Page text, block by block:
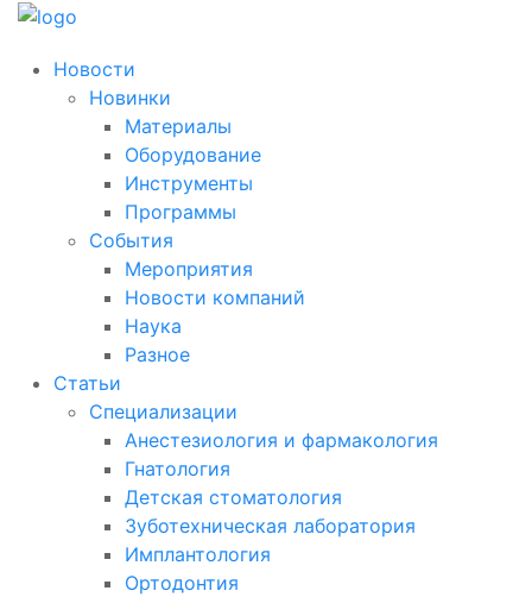
Новости
Новинки
Материалы
Оборудование
Инструменты
Программы
События
Мероприятия
Новости компаний
Наука
Разное
Статьи
Специализации
Анестезиология и фармакология
Гнатология
Детская стоматология
Зуботехническая лаборатория
Имплантология
Ортодонтия